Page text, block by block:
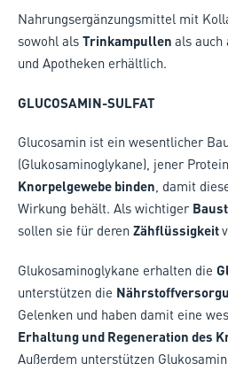
Nahrungsergänzungsmittel mit
sowohl als Trinkampullen als auch
und Apotheken erhältlich.
GLUCOSAMIN-SULFAT
Glucosamin ist ein wesentlicher
(Glukosaminoglykane), jener
Knorpelgewebe binden, damit
Wirkung behält. Als wichtiger
sollen sie für deren Zähflüssigkeit
Glukosaminoglykane erhalten die
unterstützen die
Gelenken und haben damit eine
Erhaltung und Regeneration des
Außerdem unterstützen